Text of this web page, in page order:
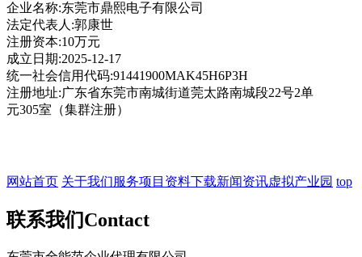
企业名称:东莞市鼎熙电子有限公司
法定代表人:郭康世
注册资本:10万元
成立日期:2025-12-17
统一社会信用代码:91441900MAK45H6P3H
注册地址:广东省东莞市南城街道莞太路南城段22号2单
元305室（集群注册）
网站首页 关于我们服务项目 资料下载新闻资讯虚拟产业园 top
联系我们Contact